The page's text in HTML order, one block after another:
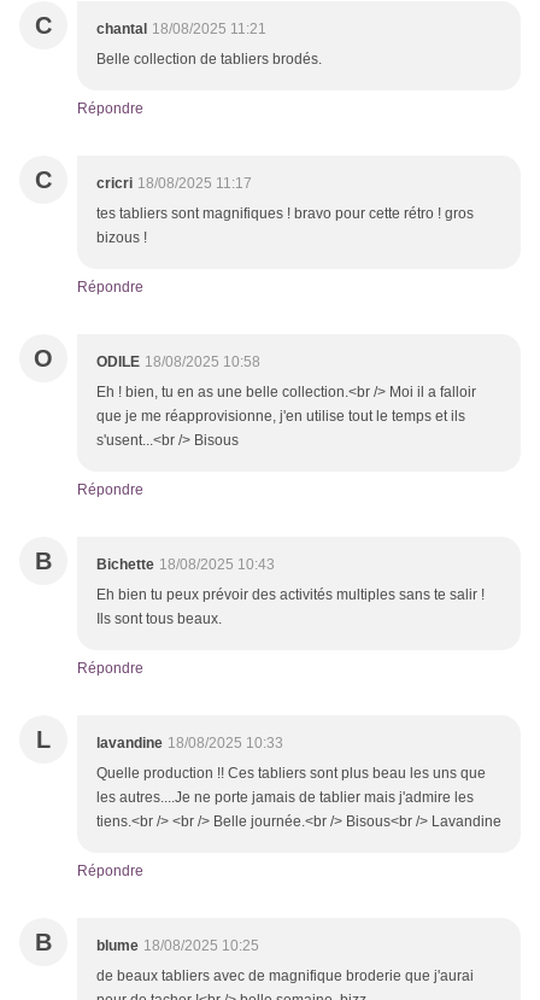
C chantal 18/08/2025 11:21
Belle collection de tabliers brodés.
Répondre
C cricri 18/08/2025 11:17
tes tabliers sont magnifiques ! bravo pour cette rétro ! gros
bizous !
Répondre
O ODILE 18/08/2025 10:58
Eh ! bien, tu en as une belle collection.<br /> Moi il a falloir
que je me réapprovisionne, j'en utilise tout le temps et ils
s'usent...<br /> Bisous
Répondre
B Bichette 18/08/2025 10:43
Eh bien tu peux prévoir des activités multiples sans te salir !
Ils sont tous beaux.
Répondre
L lavandine 18/08/2025 10:33
Quelle production !! Ces tabliers sont plus beau les uns que
les autres....Je ne porte jamais de tablier mais j'admire les
tiens.<br /> <br /> Belle journée.<br /> Bisous<br /> Lavandine
Répondre
B blume 18/08/2025 10:25
de beaux tabliers avec de magnifique broderie que j'aurai